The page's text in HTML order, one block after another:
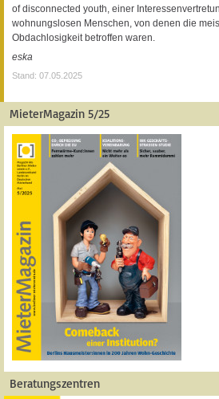
of disconnected youth, einer
wohnungslosen Menschen, von denen die
Obdachlosigkeit betroffen waren.
eska
Stand: 07.05.2025
MieterMagazin 5/25
Beratungszentren